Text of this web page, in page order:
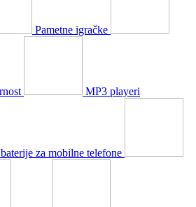
Pametne igračke
MP3 playeri
za mobilne telefone